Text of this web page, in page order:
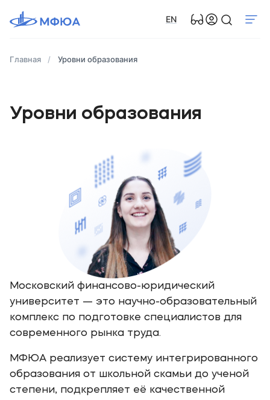
EN
Главная Уровни образования
Уровни образования
Московский финансово-юридический
университет — это научно-образовательный
комплекс по подготовке специалистов для
современного рынка труда.
МФЮА реализует систему интегрированного
образования от школьной скамьи до ученой
степени, подкрепляет её качественной